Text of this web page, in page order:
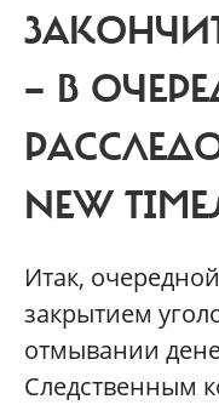
— В
NEW
Итак,
закрытием
отмывании
Следственным